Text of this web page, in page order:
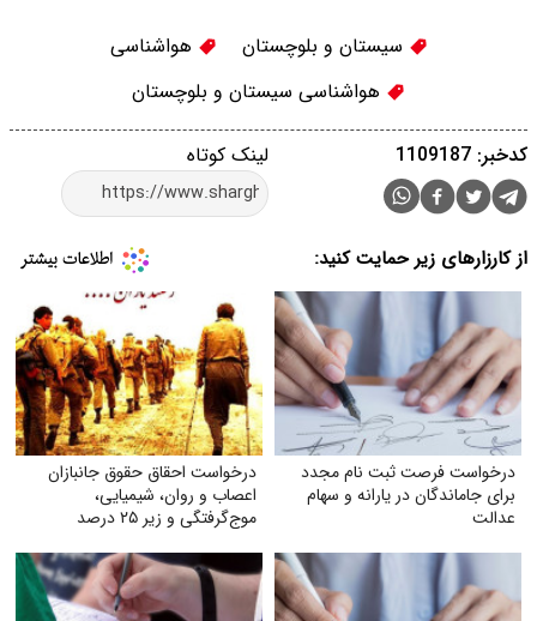
سیستان و بلوچستان
هواشناسی
هواشناسی سیستان و بلوچستان
لینک کوتاه کدخبر: 1109187
از کارزارهای زیر حمایت کنید:
درخواست فرصت ثبت‌ نام مجدد
برای جاماندگان در یارانه و سهام
عدالت
درخواست احقاق حقوق جانبازان
اعصاب و روان، شیمیایی،
موج‌گرفتگی و زیر ۲۵ درصد